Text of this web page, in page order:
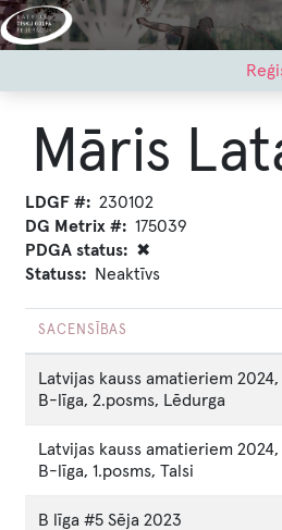
Pārlekt
uz
menu
Māris
LDGF #
230102
DG Metrix #
175039
PDGA status
✖
Statuss
Neaktīvs
SACENSĪBAS
Latvijas kauss amatieriem 2024,
B-līga, 2.posms, Lēdurga
Latvijas kauss amatieriem 2024,
B-līga, 1.posms, Talsi
B līga #5 Sēja 2023